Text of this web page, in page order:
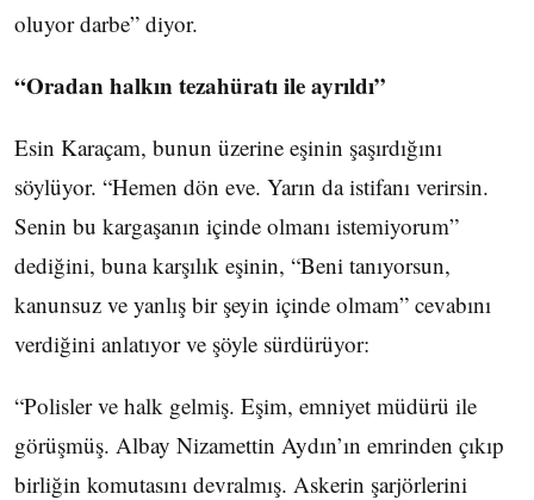
oluyor darbe” diyor.
“Oradan halkın tezahüratı ile ayrıldı”
Esin Karaçam, bunun üzerine eşinin şaşırdığını
söylüyor. “Hemen dön eve. Yarın da istifanı verirsin.
Senin bu kargaşanın içinde olmanı istemiyorum”
dediğini, buna karşılık eşinin, “Beni tanıyorsun,
kanunsuz ve yanlış bir şeyin içinde olmam” cevabını
verdiğini anlatıyor ve şöyle sürdürüyor:
“Polisler ve halk gelmiş. Eşim, emniyet müdürü ile
görüşmüş. Albay Nizamettin Aydın’ın emrinden çıkıp
birliğin komutasını devralmış. Askerin şarjörlerini